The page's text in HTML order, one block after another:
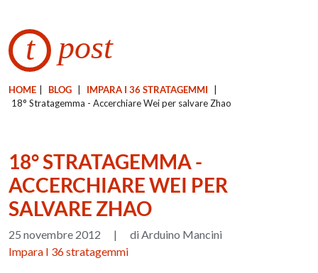
t post
HOME BLOG IMPARA I 36 STRATAGEMMI
18° Stratagemma - Accerchiare Wei per salvare Zhao
18° STRATAGEMMA -
ACCERCHIARE WEI PER
SALVARE ZHAO
25 novembre 2012 |
di Arduino Mancini
Impara I 36 stratagemmi